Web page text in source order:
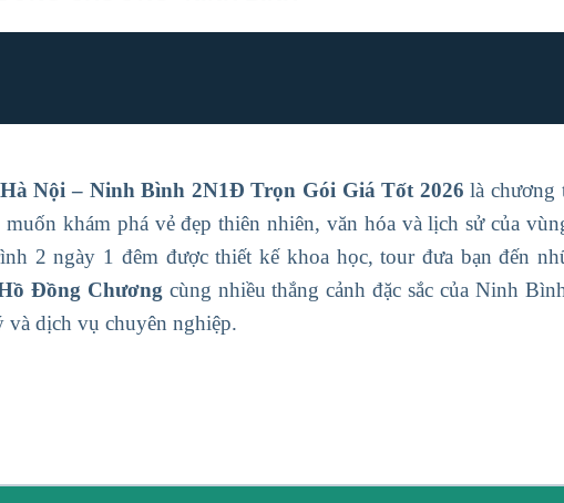
Nội – Ninh Bình 2N1Đ Trọn Gói Giá Tốt 2026 là chương
muốn khám phá vẻ đẹp thiên nhiên, văn hóa và lịch sử của
2 ngày 1 đêm được thiết kế khoa học, tour đưa bạn đến
Đồng Chương cùng nhiều thắng cảnh đặc sắc của Ninh
và dịch vụ chuyên nghiệp.